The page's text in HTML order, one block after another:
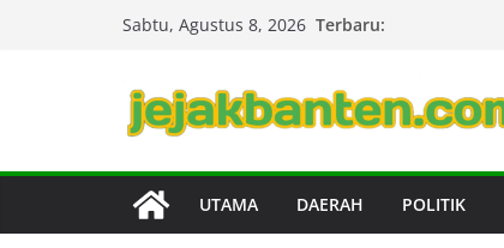
Sabtu, Agustus 8, 2026 Terbaru:
UTAMA DAERAH POLITIK